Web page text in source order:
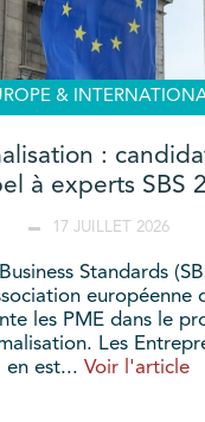
&
:
à experts SBS
17 JUILLET 2026
Standards
européenne
les PME dans le
Les
en est... Voir l'article